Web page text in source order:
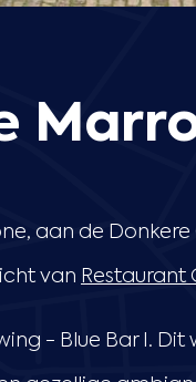
aan de
van Restaurant
- Blue Bar I.